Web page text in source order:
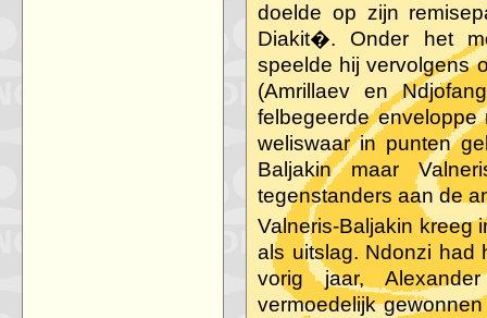
doelde op zijn
Diakit�. Onder het
speelde hij vervolgens
(Amrillaev en
felbegeerde
weliswaar in punten
Baljakin maar
tegenstanders aan de
Valneris-Baljakin kreeg
als uitslag. Ndonzi had
vorig jaar,
vermoedelijk